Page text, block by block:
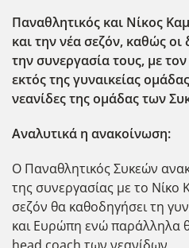
Παναθλητικός και Νίκος
και την νέα σεζόν, καθώς
την συνεργασία τους, με
εκτός της γυναικείας
νεανίδες της ομάδας των
Αναλυτικά η ανακοίνωση:
Ο Παναθλητικός Συκεών
της συνεργασίας με το
σεζόν θα καθοδηγήσει τη
και Ευρώπη ενώ παράλληλα